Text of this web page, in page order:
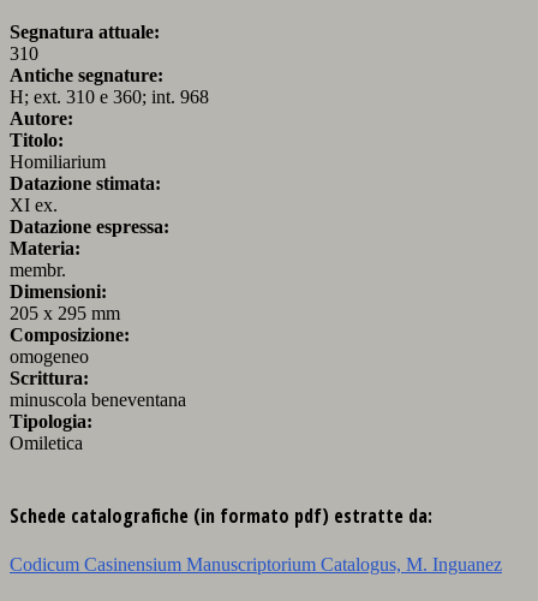
Segnatura attuale:
310
Antiche segnature:
H; ext. 310 e 360; int. 968
Autore:
Titolo:
Homiliarium
Datazione stimata:
XI ex.
Datazione espressa:
Materia:
membr.
Dimensioni:
205 x 295 mm
Composizione:
omogeneo
Scrittura:
minuscola beneventana
Tipologia:
Omiletica
Schede catalografiche (in formato pdf) estratte da:
Codicum Casinensium Manuscriptorium Catalogus, M. Inguanez